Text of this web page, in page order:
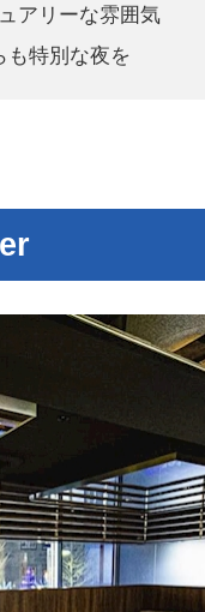
アリーな雰囲気
も特別な夜を